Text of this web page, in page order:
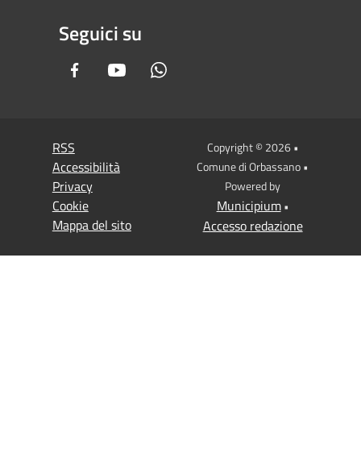
Seguici su
FacebookYoutube
RSS
Accessibilità
Privacy
Cookie
Mappa del sito
Copyright © 2026 •
Comune di Orbassano •
Powered by
Municipium•
Accesso redazione